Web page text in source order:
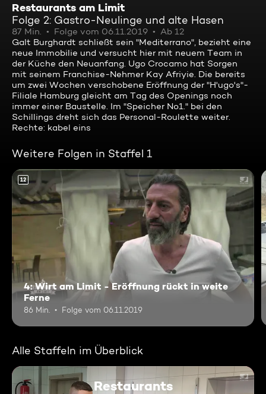
Restaurants am Limit
Folge 2: Gastro-Neulinge und alte Hasen
87 Min. Folge vom 06.11.2019
Ab 12
Galt Burghardt schließt sein "Mediterrano", bezieht eine
neue Immobilie und versucht hier mit neuem Team in
der Küche den Neuanfang. Ugo Crocamo hat Sorgen
mit seinem Franchise-Nehmer Kay Afriyie. Die bereits
um zwei Wochen verschobene Eröffnung der "H'ugo's"-
Filiale Hamburg gleicht am Tag des Openings noch
immer einer Baustelle. Im "Speicher No1." bei den
Schillings dreht sich das Personal-Roulette weiter.
Rechte: kabel eins
Weitere Folgen in Staffel 1
12
4: Wirt am Limit - Eröffnung rückt in weite
Ferne
86 Min. Folge vom 06.11.2019
Alle Staffeln im Überblick
Restaurants